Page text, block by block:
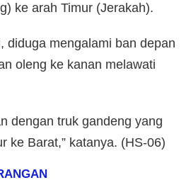
ke arah Timur (Jerakah).
diduga mengalami ban depan
oleng ke kanan melawati
dengan truk gandeng yang
ke Barat,” katanya. (HS-06)